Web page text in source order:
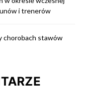
i trenerów
chorobach stawów